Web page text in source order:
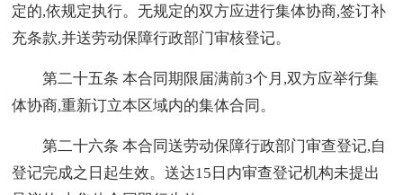
定的,依规定执行。无规定的双方应进行集体协商,签订补
充条款,并送劳动保障行政部门审核登记。
第二十五条 本合同期限届满前3个月,双方应举行集
体协商,重新订立本区域内的集体合同。
第二十六条 本合同送劳动保障行政部门审查登记,自
登记完成之日起生效。送达15日内审查登记机构未提出